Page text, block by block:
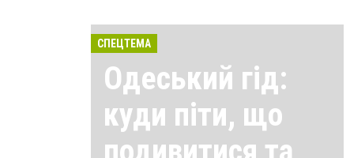
СПЕЦТЕМА
Одеський гід:
куди піти, що